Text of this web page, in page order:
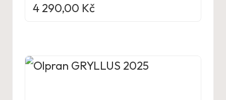
4 290,00 Kč